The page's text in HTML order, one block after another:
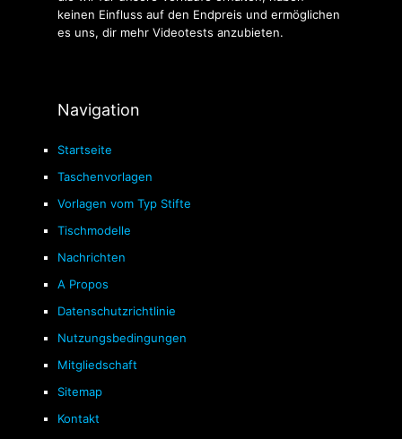
keinen Einfluss auf den Endpreis und ermöglichen
es uns, dir mehr Videotests anzubieten.
Navigation
Startseite
Taschenvorlagen
Vorlagen vom Typ Stifte
Tischmodelle
Nachrichten
A Propos
Datenschutzrichtlinie
Nutzungsbedingungen
Mitgliedschaft
Sitemap
Kontakt